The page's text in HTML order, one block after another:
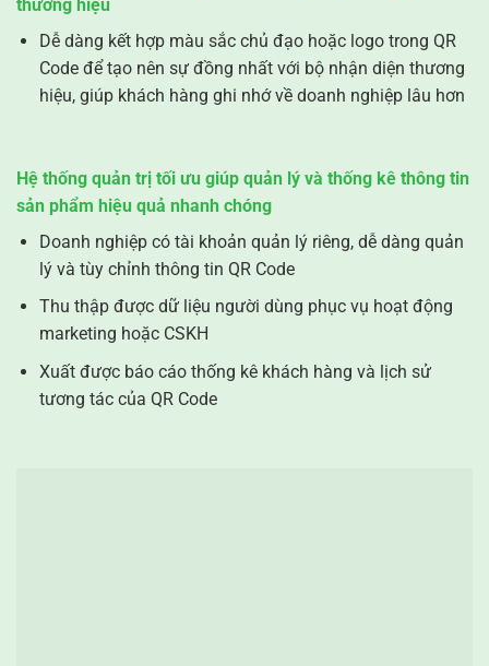
thương hiệu
Dễ dàng kết hợp màu sắc chủ đạo hoặc logo trong QR
Code để tạo nên sự đồng nhất với bộ nhận diện thương
hiệu, giúp khách hàng ghi nhớ về doanh nghiệp lâu hơn
Hệ thống quản trị tối ưu giúp quản lý và thống kê thông tin
sản phẩm hiệu quả nhanh chóng
Doanh nghiệp có tài khoản quản lý riêng, dễ dàng quản
lý và tùy chỉnh thông tin QR Code
Thu thập được dữ liệu người dùng phục vụ hoạt động
marketing hoặc CSKH
Xuất được báo cáo thống kê khách hàng và lịch sử
tương tác của QR Code